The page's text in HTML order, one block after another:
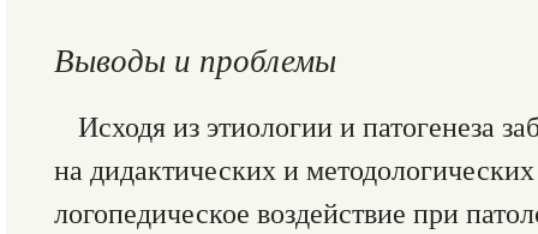
Выводы и проблемы
Исходя из этиологии и патогенеза
на дидактических и
логопедическое воздействие при